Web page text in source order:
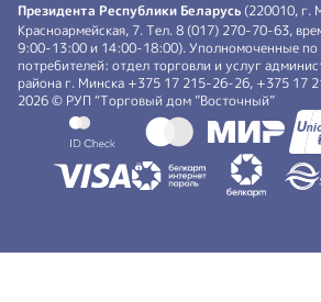
Президента Республики Беларусь (220010, г.
Красноармейская, 7. Тел. 8 (017) 270-70-63,
9:00-13:00 и 14:00-18:00). Уполномоченные по
потребителей: отдел торговли и услуг
района г. Минска +375 17 215-26-26, +375 17
2026 © РУП “Торговый дом ”Восточный”